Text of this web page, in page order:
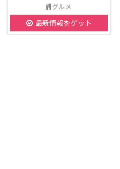
グルメ
最新情報をゲット